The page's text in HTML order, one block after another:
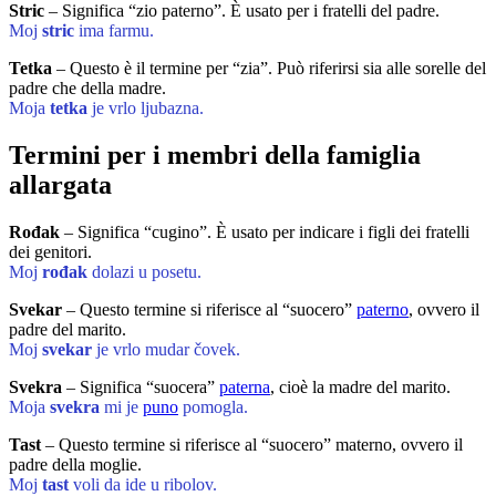
Stric – Significa “zio paterno”. È usato per i fratelli del padre.
Moj stric ima farmu.
Tetka – Questo è il termine per “zia”. Può riferirsi sia alle sorelle del
padre che della madre.
Moja tetka je vrlo ljubazna.
Termini per i membri della famiglia
allargata
Rođak – Significa “cugino”. È usato per indicare i figli dei fratelli
dei genitori.
Moj rođak dolazi u posetu.
Svekar – Questo termine si riferisce al “suocero” paterno, ovvero il
padre del marito.
Moj svekar je vrlo mudar čovek.
Svekra – Significa “suocera” paterna, cioè la madre del marito.
Moja svekra mi je puno pomogla.
Tast – Questo termine si riferisce al “suocero” materno, ovvero il
padre della moglie.
Moj tast voli da ide u ribolov.